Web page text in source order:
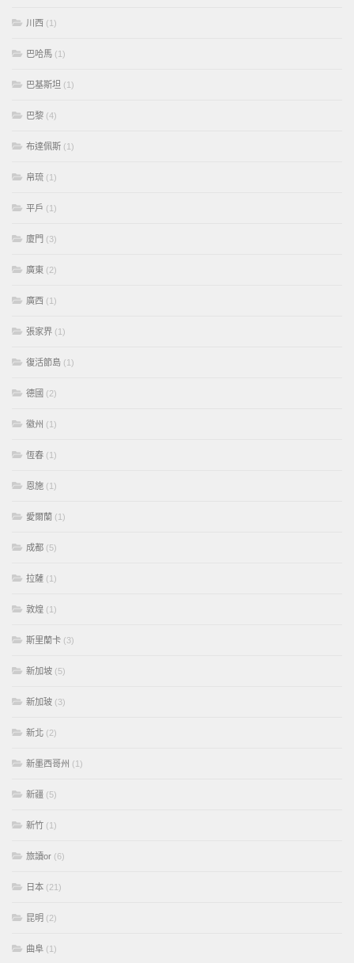
川西 (1)
巴哈馬 (1)
巴基斯坦 (1)
巴黎 (4)
布達佩斯 (1)
帛琉 (1)
平戶 (1)
廈門 (3)
廣東 (2)
廣西 (1)
張家界 (1)
復活節島 (1)
德國 (2)
徽州 (1)
恆春 (1)
恩施 (1)
愛爾蘭 (1)
成都 (5)
拉薩 (1)
敦煌 (1)
斯里蘭卡 (3)
新加坡 (5)
新加玻 (3)
新北 (2)
新墨西哥州 (1)
新疆 (5)
新竹 (1)
旅讀or (6)
日本 (21)
昆明 (2)
曲阜 (1)